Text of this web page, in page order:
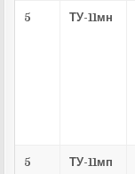
5 ТУ-11мн
5 ТУ-11мп